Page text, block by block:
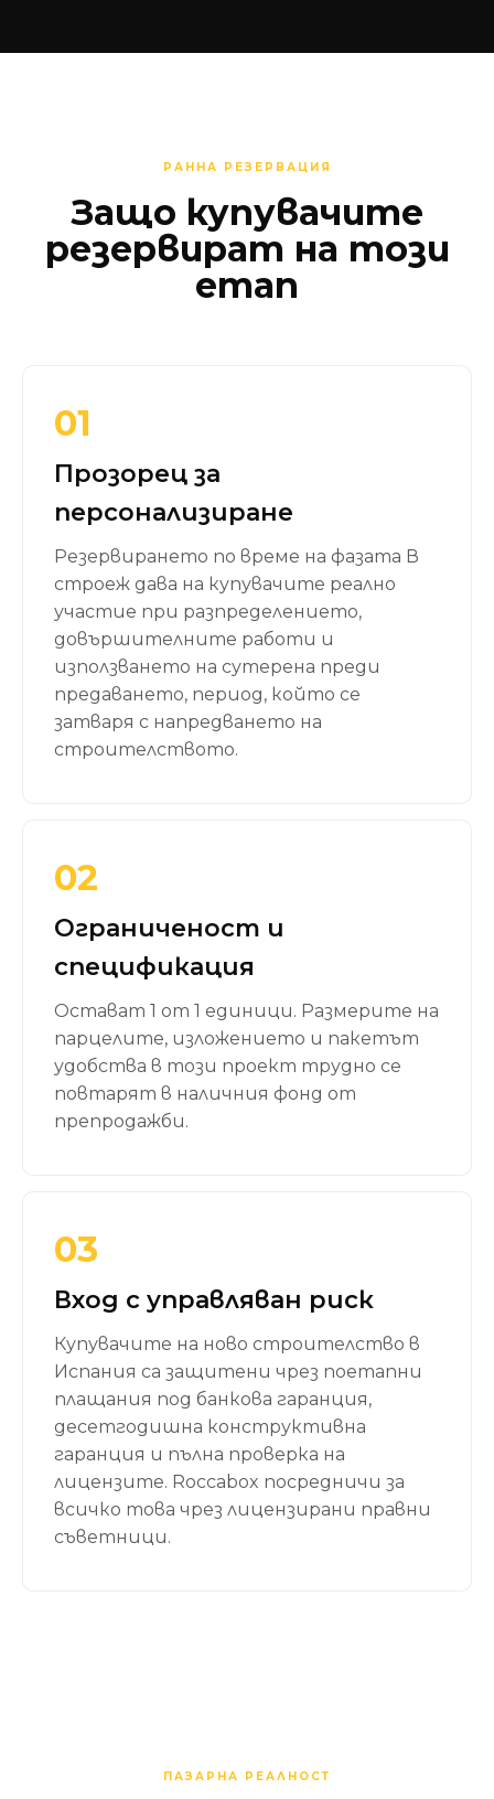
РАННА РЕЗЕРВАЦИЯ
Защо купувачите
резервират на този
етап
01
Прозорец за
персонализиране
Резервирането по време на фазата В
строеж дава на купувачите реално
участие при разпределението,
довършителните работи и
използването на сутерена преди
предаването, период, който се
затваря с напредването на
строителството.
02
Ограниченост и
спецификация
Остават 1 от 1 единици. Размерите на
парцелите, изложението и пакетът
удобства в този проект трудно се
повтарят в наличния фонд от
препродажби.
03
Вход с управляван риск
Купувачите на ново строителство в
Испания са защитени чрез поетапни
плащания под банкова гаранция,
десетгодишна конструктивна
гаранция и пълна проверка на
лицензите. Roccabox посредничи за
всичко това чрез лицензирани правни
съветници.
ПАЗАРНА РЕАЛНОСТ